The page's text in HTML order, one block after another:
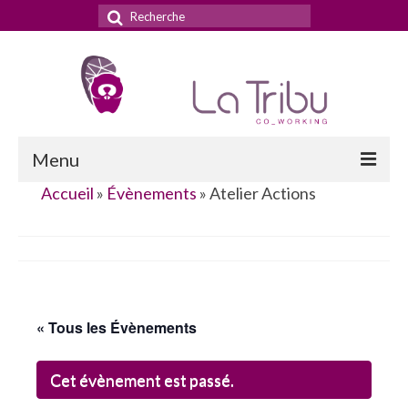
Rechercher
:
Menu
Nos services
Nos tarifs
La domiciliation commerciale
Accueil » Évènements »Atelier Actions
« Tous les Évènements
Cet évènement est passé.